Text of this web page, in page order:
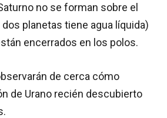
no se forman sobre el
planetas tiene agua líquida)
encerrados en los polos.
de cerca cómo
de Urano recién descubierto